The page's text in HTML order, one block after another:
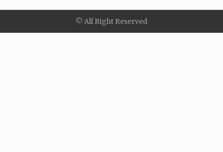
© All Right Reserved